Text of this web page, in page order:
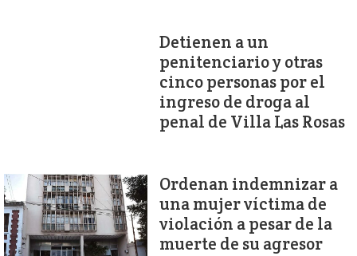
Detienen a un
penitenciario y otras
cinco personas por el
ingreso de droga al
penal de Villa Las Rosas
Ordenan indemnizar a
una mujer víctima de
violación a pesar de la
muerte de su agresor